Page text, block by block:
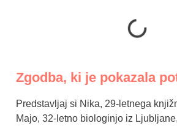
Zgodba, ki je pokazala
Predstavljaj si Nika, 29-letnega
Majo, 32-letno biologinjo iz